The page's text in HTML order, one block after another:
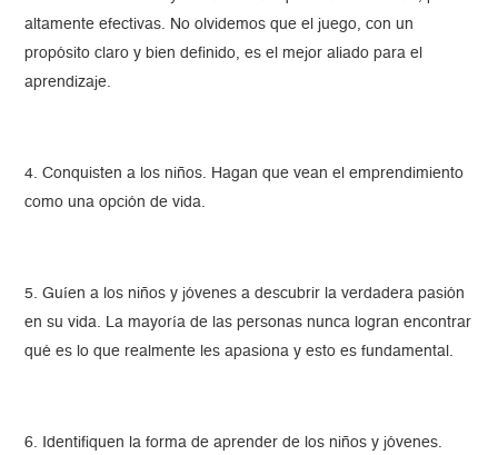
altamente efectivas. No olvidemos que el juego, con un
propósito claro y bien definido, es el mejor aliado para el
aprendizaje.
4. Conquisten a los niños. Hagan que vean el emprendimiento
como una opción de vida.
5. Guíen a los niños y jóvenes a descubrir la verdadera pasión
en su vida. La mayoría de las personas nunca logran encontrar
qué es lo que realmente les apasiona y esto es fundamental.
6. Identifiquen la forma de aprender de los niños y jóvenes.